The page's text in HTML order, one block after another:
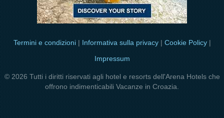
Termini e condizioni| Informativa sulla privacy| Cookie Policy|
Impressum
© 2026 Tutti i diritti riservati agli hotel e resorts dell'Arena Hotels che
offrono indimenticabili Vacanze in Croazia.